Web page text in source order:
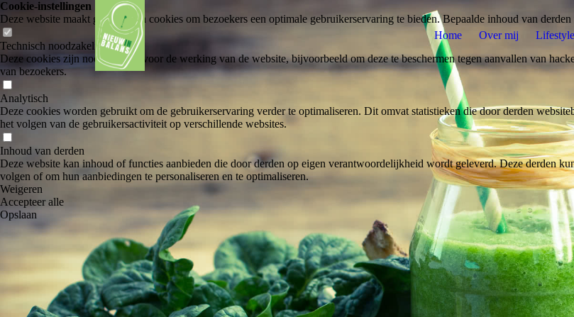
Home Over mij
Cookie-instellingen
Deze website maakt gebruik van cookies om bezoekers een optimale gebruikerservaring te bieden. Bepaalde inhoud van
Technisch noodzakelijk
Deze cookies zijn noodzakelijk voor de werking van de website, bijvoorbeeld om deze te beschermen tegen aanvallen van
van bezoekers.
Analytisch
Deze cookies worden gebruikt om de gebruikerservaring verder te optimaliseren. Dit omvat statistieken die door derden
het volgen van de gebruikersactiviteit op verschillende websites.
Inhoud van derden
Deze website kan inhoud of functies aanbieden die door derden op eigen verantwoordelijkheid wordt geleverd. Deze derden
volgen of om hun aanbiedingen te personaliseren en te optimaliseren.
Weigeren
Accepteer alle
Opslaan